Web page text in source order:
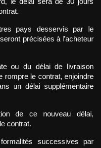
pays desservis par le
précisées à l’acheteur
ou du délai de livraison
rompre le contrat, enjoindre
un délai supplémentaire
de ce nouveau délai,
contrat.
successives par